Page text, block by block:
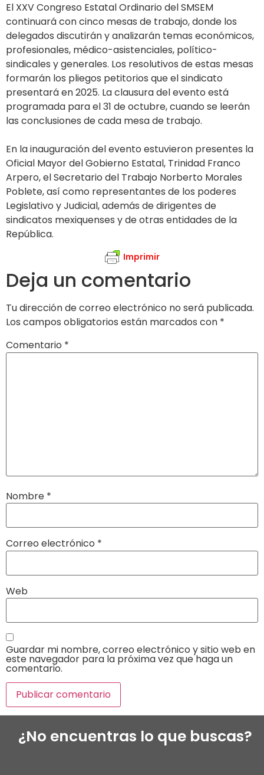
El XXV Congreso Estatal Ordinario del SMSEM
continuará con cinco mesas de trabajo, donde los
delegados discutirán y analizarán temas económicos,
profesionales, médico-asistenciales, político-
sindicales y generales. Los resolutivos de estas mesas
formarán los pliegos petitorios que el sindicato
presentará en 2025. La clausura del evento está
programada para el 31 de octubre, cuando se leerán
las conclusiones de cada mesa de trabajo.
En la inauguración del evento estuvieron presentes la
Oficial Mayor del Gobierno Estatal, Trinidad Franco
Arpero, el Secretario del Trabajo Norberto Morales
Poblete, así como representantes de los poderes
Legislativo y Judicial, además de dirigentes de
sindicatos mexiquenses y de otras entidades de la
República.
Imprimir
Deja un comentario
Tu dirección de correo electrónico no será publicada.
Los campos obligatorios están marcados con *
Comentario *
Nombre *
Correo electrónico *
Web
Guardar mi nombre, correo electrónico y sitio web en
este navegador para la próxima vez que haga un
comentario.
¿No encuentras lo que buscas?